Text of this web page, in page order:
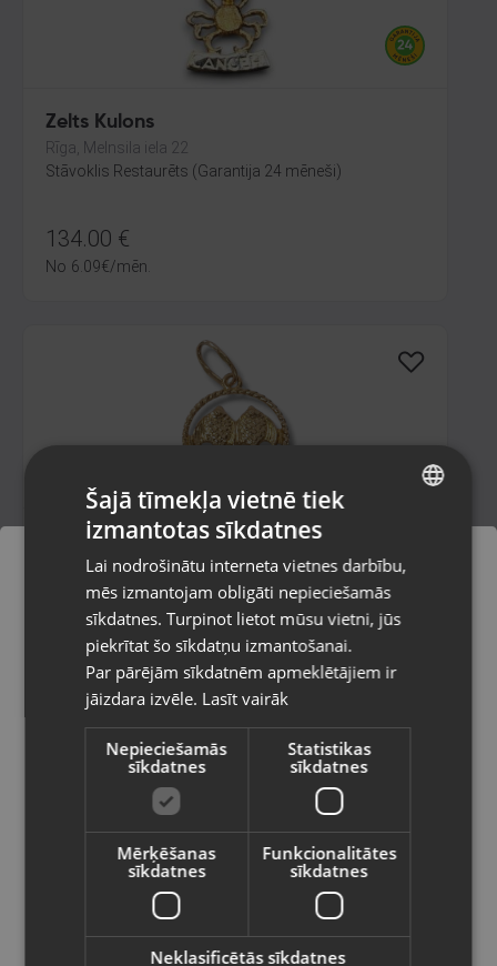
Zelts Kulons
Rīga, Melnsila iela 22
Stāvoklis Restaurēts (Garantija 24 mēneši)
134.00 €
No 6.09€/mēn.
Zelta kulons
Daugavpils, Jātnieku iela 78-1B
Stāvoklis Restaurēts (Garantija 24 mēneši)
98.00€
/mēn.
Zelta kulons
Pasūtījumi tiks piegādāti uz
izvēlēto valsti
Vietnes saturs būs attēlots izvēlētajā
valodā
Valsts
Latviešu / Latvian
RUSSIAN
Šajā tīmekļa vietnē tiek
izmantotas sīkdatnes
Lai nodrošinātu interneta vietnes darbību,
mēs izmantojam obligāti nepieciešamās
sīkdatnes. Turpinot lietot mūsu vietni, jūs
piekrītat šo sīkdatņu izmantošanai.
Par pārējām sīkdatnēm apmeklētājiem ir
jāizdara izvēle. Lasīt vairāk
Nepieciešamās
sīkdatnes
Statistikas
sīkdatnes
Mērķēšanas
sīkdatnes
Funkcionalitātes
sīkdatnes
Neklasificētās sīkdatnes